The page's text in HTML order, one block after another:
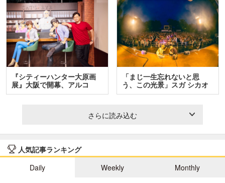
『シティーハンター大原画
展』大阪で開幕、アルコ
＆…
「まじ一生忘れないと思
う、この光景」スガ シカオ
と…
さらに読み込む
人気記事ランキング
Daily
Weekly Monthly